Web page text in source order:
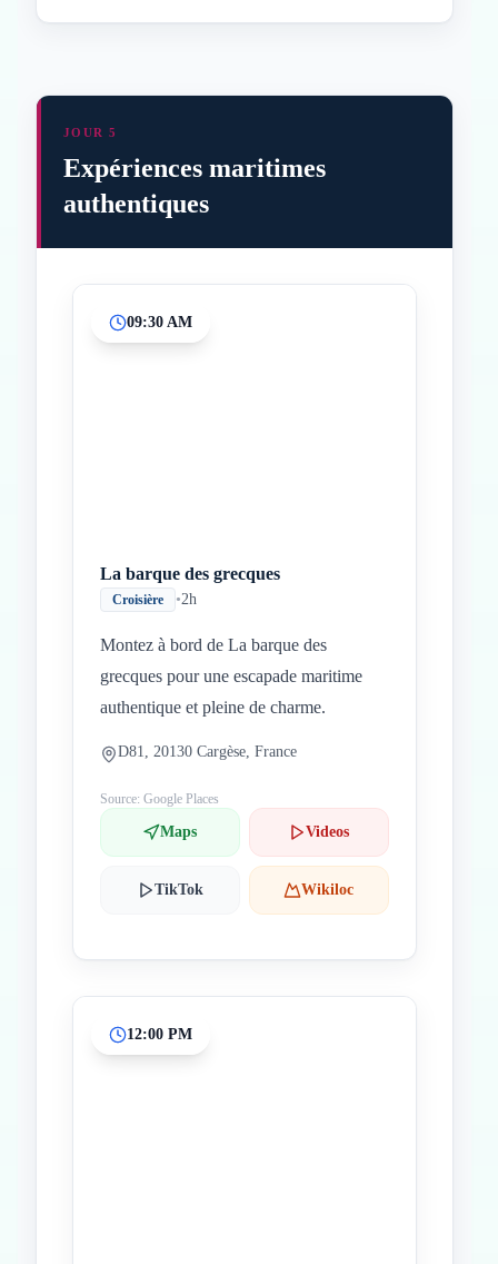
JOUR 5
Expériences maritimes
authentiques
09:30 AM
La barque des grecques
Croisière •2h
Montez à bord de La barque des
grecques pour une escapade maritime
authentique et pleine de charme.
D81, 20130 Cargèse, France
Source: Google Places
Maps Videos
TikTok Wikiloc
12:00 PM